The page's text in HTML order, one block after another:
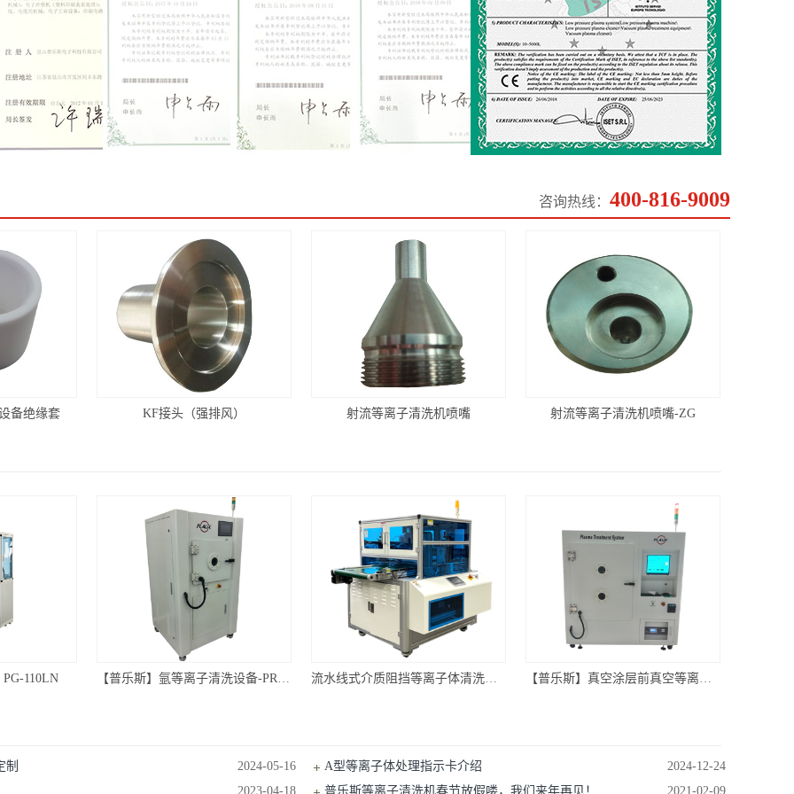
咨询热线： 400-816-9009
备绝缘套 KF接头（强排风） 射流等离子清洗机喷嘴 射流等离子清洗机喷嘴-ZG
110LN 【普乐斯】氩等离子清洗设备-PR80L-S3 流水线式介质阻挡等离子体清洗机 PLAUX-AP-PM1000 【普乐斯】真空涂层前真空等离子体清洗机设备-PM500L
2024-05-16
制 2024-12-24
A型等离子体处理指示卡介绍
2023-04-18
2021-02-09
普乐斯等离子清洗机春节放假喽，我们来年再见！